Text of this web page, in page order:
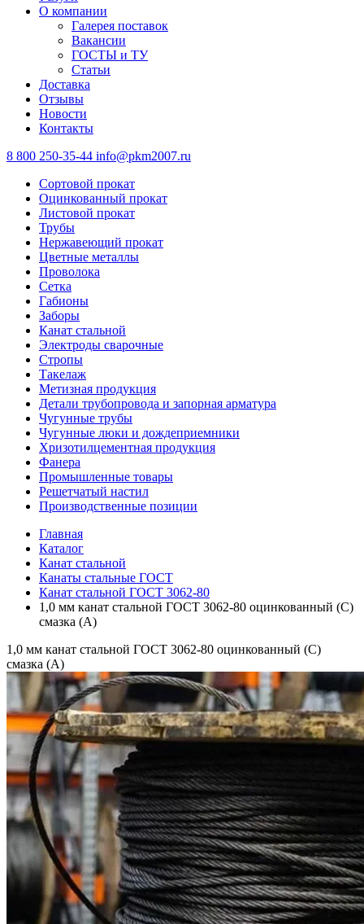
О компании
Галерея поставок
Вакансии
ГОСТЫ и ТУ
Статьи
Доставка
Отзывы
Новости
Контакты
8 800 250-35-44 info@pkm2007.ru
Сортовой прокат
Оцинкованный прокат
Листовой прокат
Трубы
Нержавеющий прокат
Цветные металлы
Проволока
Сетка
Габионы
Заборы
Канат стальной
Электроды сварочные
Стропы
Такелаж
Метизная продукция
Детали трубопровода и запорная арматура
Чугунные трубы
Чугунные люки и дождеприемники
Хризотилцементная продукция
Фанера
Промышленные товары
Решетчатый настил
Производственные позиции
Главная
Каталог
Канат стальной
Канаты стальные ГОСТ
Канат стальной ГОСТ 3062-80
1,0 мм канат стальной ГОСТ 3062-80 оцинкованный (С)
смазка (А)
1,0 мм канат стальной ГОСТ 3062-80 оцинкованный (С)
смазка (А)